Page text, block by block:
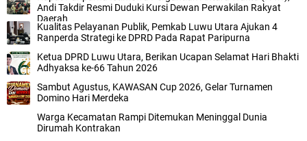
Andi Takdir Resmi Duduki Kursi Dewan Perwakilan Rakyat
Daerah
Kualitas Pelayanan Publik, Pemkab Luwu Utara Ajukan 4
Ranperda Strategi ke DPRD Pada Rapat Paripurna
Ketua DPRD Luwu Utara, Berikan Ucapan Selamat Hari Bhakti
Adhyaksa ke-66 Tahun 2026
Sambut Agustus, KAWASAN Cup 2026, Gelar Turnamen
Domino Hari Merdeka
Warga Kecamatan Rampi Ditemukan Meninggal Dunia
Dirumah Kontrakan